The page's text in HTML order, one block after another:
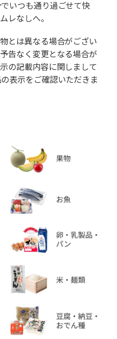
いつも通り過ごせて快
レなしへ。
とは異なる場合がござい
告なく変更となる場合が
の記載内容に関しまして
表示をご確認いただきま